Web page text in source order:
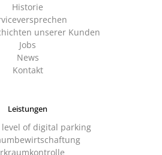
Historie
unserer Kunden
Jobs
News
Kontakt
Leistungen
level of digital parking